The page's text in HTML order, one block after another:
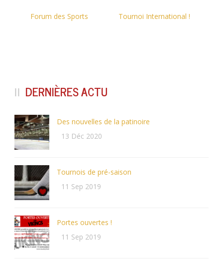
nouvelle
fenêtre)
nouvelle
fenêtre)
Forum des Sports Tournoi International !
DERNIÈRES ACTU
Des nouvelles de la patinoire
13 Déc 2020
Tournois de pré-saison
11 Sep 2019
Portes ouvertes !
11 Sep 2019